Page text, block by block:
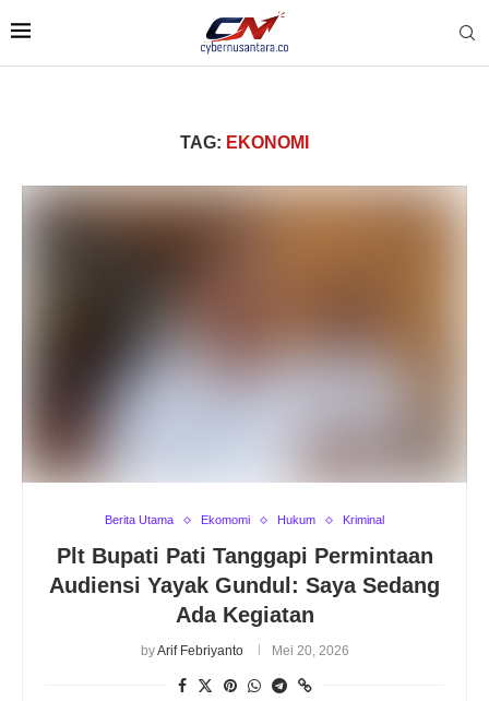
TAG: EKONOMI
Berita Utama Ekomomi Hukum Kriminal
Plt Bupati Pati Tanggapi Permintaan
Audiensi Yayak Gundul: Saya Sedang
Ada Kegiatan
byArif Febriyanto Mei 20, 2026